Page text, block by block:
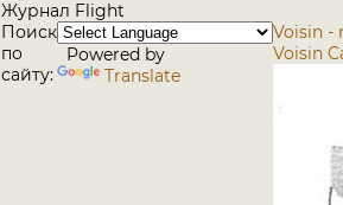
Журнал Flight
Поиск
по
сайту:
Powered by
Translate
Voisin -
Voisin